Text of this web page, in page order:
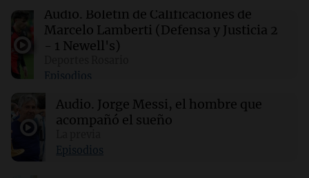
lunes 10 de agosto
00:06 Clima
lunes 10 de agosto
00:02 Mundo
Hezly Rivera, campeona olímpica, conquista
su segundo título consecutivo en gimnasia de
EE. UU.
Audio. Boletín de Calificaciones de
Marcelo Lamberti (Defensa y Justicia 2
- 1 Newell's)
Episodios
Audio. Jorge Messi, el hombre que
acompañó el sueño
Episodios